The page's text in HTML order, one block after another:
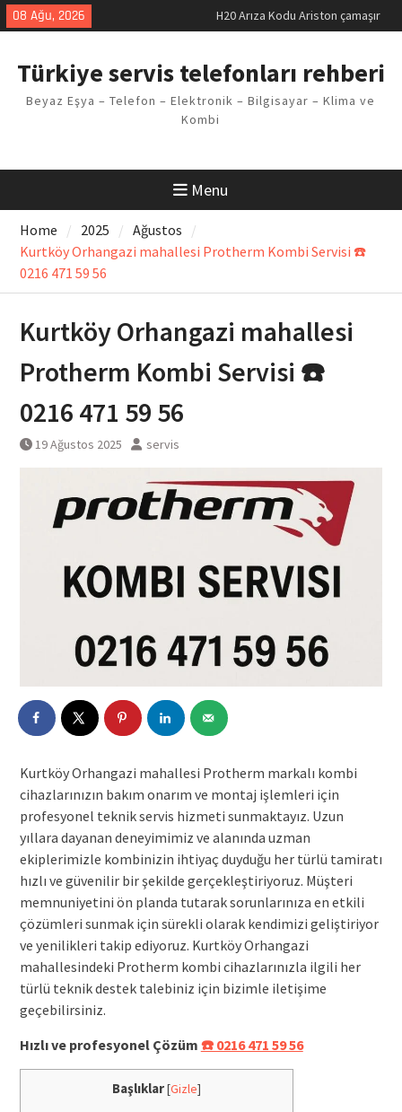
Skip
to
08 Ağu, 2026
H20 Arıza Kodu Ariston çamaşır
makinesi Sorunu
Arçelik buzdolabı F5 Hatası
Vaillant çamaşır makinesi E03
Arıza Kodu
Türkiye servis telefonları rehberi
Beyaz Eşya – Telefon – Elektronik – Bilgisayar – Klima ve
Kombi
Menu
Home 2025
Ağustos
Kurtköy Orhangazi mahallesi Protherm Kombi Servisi ☎️
0216 471 59 56
Kurtköy Orhangazi mahallesi
Protherm Kombi Servisi ☎️
0216 471 59 56
19 Ağustos 2025 servis
Kurtköy Orhangazi mahallesi Protherm markalı kombi
cihazlarınızın bakım onarım ve montaj işlemleri için
profesyonel teknik servis hizmeti sunmaktayız. Uzun
yıllara dayanan deneyimimiz ve alanında uzman
ekiplerimizle kombinizin ihtiyaç duyduğu her türlü tamiratı
hızlı ve güvenilir bir şekilde gerçekleştiriyoruz. Müşteri
memnuniyetini ön planda tutarak sorunlarınıza en etkili
çözümleri sunmak için sürekli olarak kendimizi geliştiriyor
ve yenilikleri takip ediyoruz. Kurtköy Orhangazi
mahallesindeki Protherm kombi cihazlarınızla ilgili her
türlü teknik destek talebiniz için bizimle iletişime
geçebilirsiniz.
Hızlı ve profesyonel Çözüm ☎️ 0216 471 59 56
Başlıklar[Gizle]